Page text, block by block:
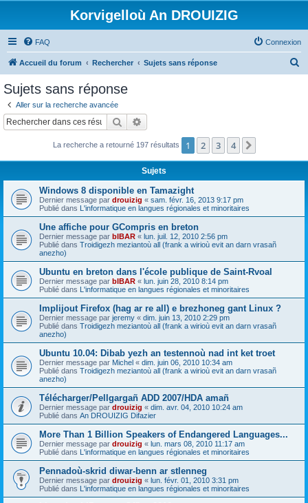
Korvigelloù An DROUIZIG
FAQ Connexion
Accueil du forum Rechercher Sujets sans réponse
c
Sujets sans réponse
Aller sur la recherche avancée
Rechercher
La recherche a retourné 197 résultats 1 2 3 4
Sujets
Windows 8 disponible en Tamazight
Dernier message par drouizig « sam. févr. 16, 2013 9:17 pm
Publié dans L'informatique en langues régionales et minoritaires
Une affiche pour GCompris en breton
Dernier message par bIBAR « lun. juil. 12, 2010 2:56 pm
Publié dans Troidigezh meziantoù all (frank a wirioù evit an darn vrasañ
anezho)
Ubuntu en breton dans l'école publique de Saint-Rvoal
Dernier message par bIBAR « lun. juin 28, 2010 8:14 pm
Publié dans L'informatique en langues régionales et minoritaires
Implijout Firefox (hag ar re all) e brezhoneg gant Linux ?
Dernier message par jeremy « dim. juin 13, 2010 2:29 pm
Publié dans Troidigezh meziantoù all (frank a wirioù evit an darn vrasañ
anezho)
Ubuntu 10.04: Dibab yezh an testennoù nad int ket troet
Dernier message par Michel « dim. juin 06, 2010 10:34 am
Publié dans Troidigezh meziantoù all (frank a wirioù evit an darn vrasañ
anezho)
Télécharger/Pellgargañ ADD 2007/HDA amañ
Dernier message par drouizig « dim. avr. 04, 2010 10:24 am
Publié dans An DROUIZIG Difazier
More Than 1 Billion Speakers of Endangered Languages...
Dernier message par drouizig « lun. mars 08, 2010 11:17 am
Publié dans L'informatique en langues régionales et minoritaires
Pennadoù-skrid diwar-benn ar stlenneg
Dernier message par drouizig « lun. févr. 01, 2010 3:31 pm
Publié dans L'informatique en langues régionales et minoritaires